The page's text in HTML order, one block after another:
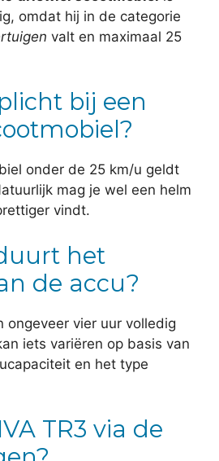
omdat hij in de categorie
valt en maximaal 25
bij een
onder de 25 km/u geldt
mag je wel een helm
vindt.
het
de accu?
ongeveer vier uur volledig
iets variëren op basis van
en het type
TR3 via de